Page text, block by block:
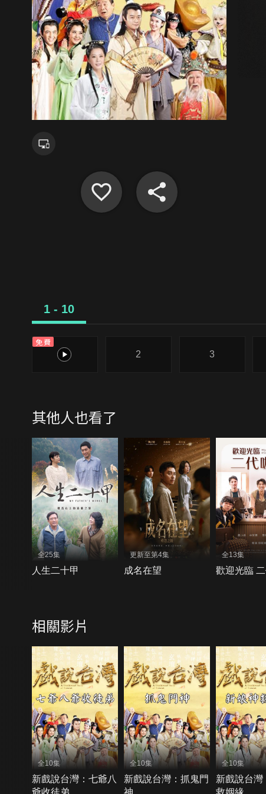
1 - 10
免費
1
2 3
其他人也看了
全25集
人生二十甲
更新至第4集
成名在望
全13集
歡迎光臨
相關影片
全10集
新戲說台灣：七爺八
爺收徒弟
全10集
新戲說台灣：抓鬼門
神
全10集
新戲說台灣
救姻緣